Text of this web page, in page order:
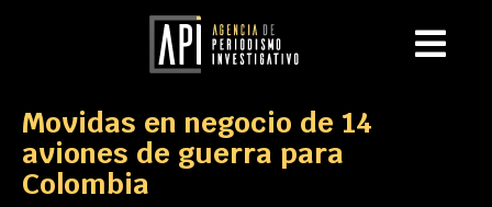
Movidas en negocio de 14
aviones de guerra para
Colombia